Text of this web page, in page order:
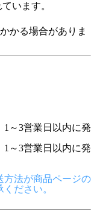
います。
かる場合がありま
～3営業日以内に発
～3営業日以内に発
方法が商品ページの
ださい。